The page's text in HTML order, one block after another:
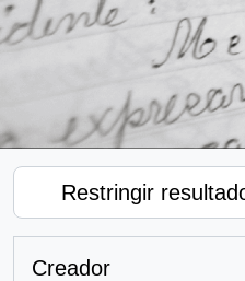
Restringir
Creador